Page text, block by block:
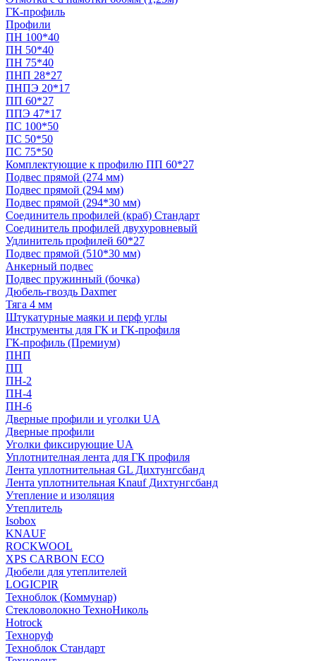
ГК-профиль
Профили
ПН 100*40
ПН 50*40
ПН 75*40
ПНП 28*27
ПНПЭ 20*17
ПП 60*27
ППЭ 47*17
ПС 100*50
ПС 50*50
ПС 75*50
Комплектующие к профилю ПП 60*27
Подвес прямой (274 мм)
Подвес прямой (294 мм)
Подвес прямой (294*30 мм)
Соединитель профилей (краб) Стандарт
Соединитель профилей двухуровневый
Удлинитель профилей 60*27
Подвес прямой (510*30 мм)
Анкерный подвес
Подвес пружинный (бочка)
Дюбель-гвоздь Daxmer
Тяга 4 мм
Штукатурные маяки и перф углы
Инструменты для ГК и ГК-профиля
ГК-профиль (Премиум)
ПНП
ПП
ПН-2
ПН-4
ПН-6
Дверные профили и уголки UA
Дверные профили
Уголки фиксирующие UA
Уплотнителная лента для ГК профиля
Лента уплотнительная GL Дихтунгсбанд
Лента уплотнительная Knauf Дихтунгсбанд
Утепление и изоляция
Утеплитель
Isobox
KNAUF
ROCKWOOL
XPS CARBON ECO
Дюбели для утеплителей
LOGICPIR
Техноблок (Коммунар)
Стекловолокно ТехноНиколь
Hotrock
Технoруф
Техноблок Стандарт